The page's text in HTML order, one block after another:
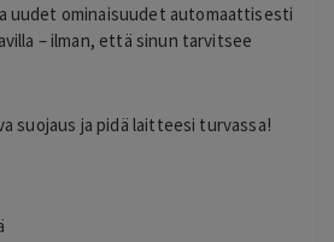
uudet ominaisuudet automaattisesti
– ilman, että sinun tarvitsee
suojaus ja pidä laitteesi turvassa!